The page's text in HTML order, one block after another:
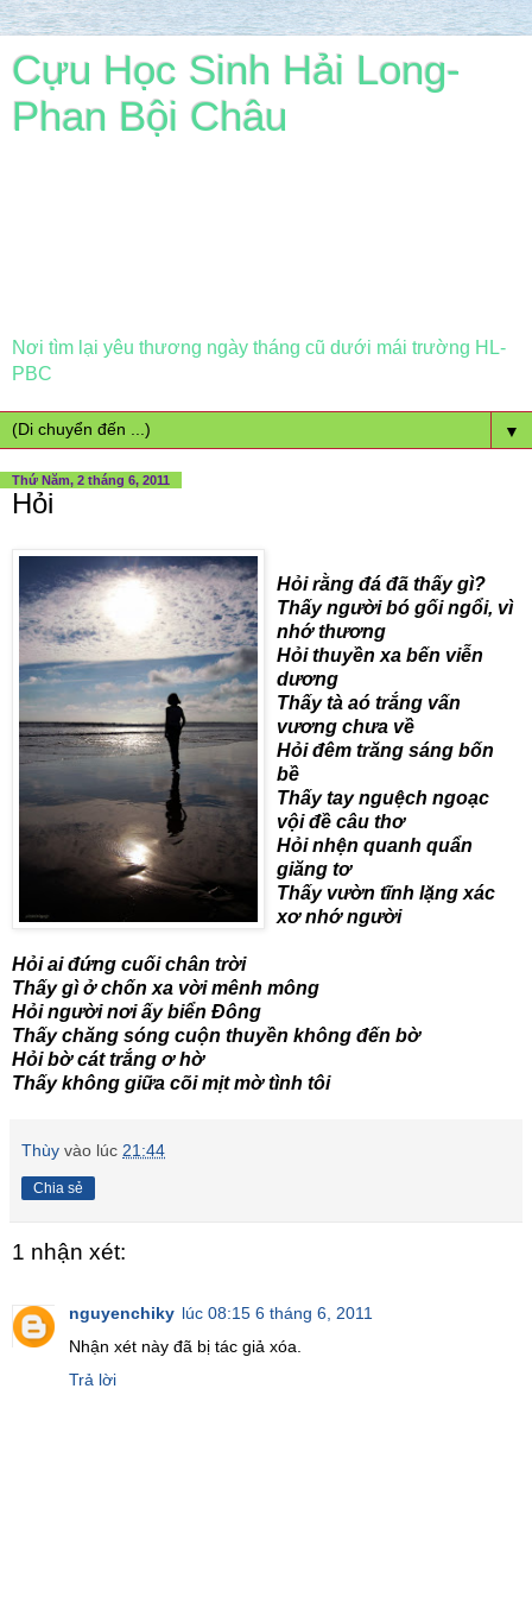
Cựu Học Sinh Hải Long-
Phan Bội Châu
Nơi tìm lại yêu thương ngày tháng cũ dưới mái trường HL-
PBC
▼
Thứ Năm, 2 tháng 6, 2011
Hỏi
Hỏi rằng đá đã thấy gì?
Thấy người bó gối ngổi, vì
nhớ thương
Hỏi thuyền xa bến viễn
dương
Thấy tà aó trắng vấn
vương chưa về
Hỏi đêm trăng sáng bốn
bề
Thấy tay nguệch ngoạc
vội đề câu thơ
Hỏi nhện quanh quẩn
giăng tơ
Thấy vườn tĩnh lặng xác
xơ nhớ người
Hỏi ai đứng cuối chân trời
Thấy gì ở chốn xa vời mênh mông
Hỏi người nơi ấy biển Đông
Thấy chăng sóng cuộn thuyền không đến bờ
Hỏi bờ cát trắng ơ hờ
Thấy không giữa cõi mịt mờ tình tôi
Thùy vào lúc 21:44
Chia sẻ
1 nhận xét:
nguyenchiky lúc 08:15 6 tháng 6, 2011
Nhận xét này đã bị tác giả xóa.
Trả lời